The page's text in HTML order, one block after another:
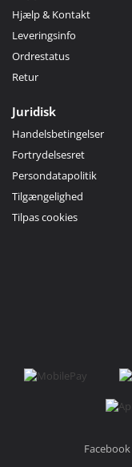
Hjælp & Kontakt
Leveringsinfo
Ordrestatus
Retur
Juridisk
Handelsbetingelser
Fortrydelsesret
Persondatapolitik
Tilgængelighed
Tilpas cookies
Facebook